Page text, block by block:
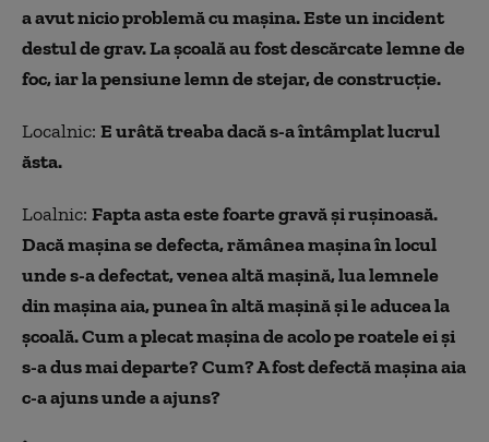
a avut nicio problemă cu mașina. Este un incident
destul de grav. La școală au fost descărcate lemne de
foc, iar la pensiune lemn de stejar, de construcție.
Localnic: E urâtă treaba dacă s-a întâmplat lucrul
ăsta.
Loalnic: Fapta asta este foarte gravă și rușinoasă.
Dacă mașina se defecta, rămânea mașina în locul
unde s-a defectat, venea altă mașină, lua lemnele
din mașina aia, punea în altă mașină și le aducea la
școală. Cum a plecat mașina de acolo pe roatele ei și
s-a dus mai departe? Cum? A fost defectă mașina aia
c-a ajuns unde a ajuns?